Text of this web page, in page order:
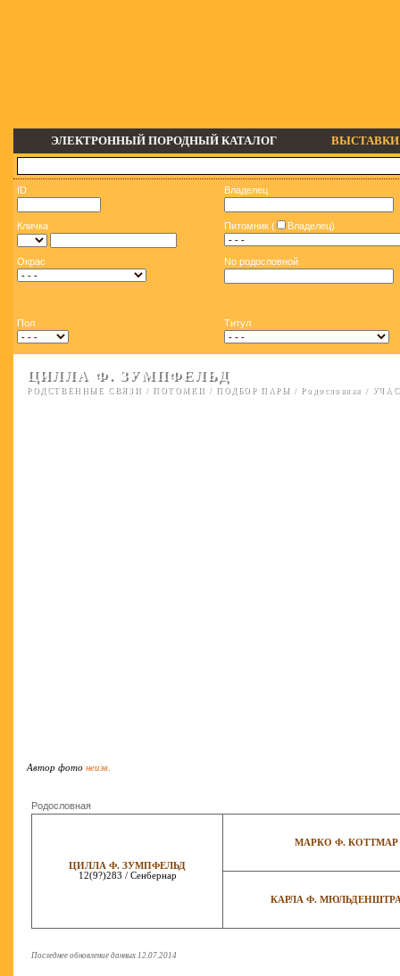
ЭЛЕКТРОННЫЙ ПОРОДНЫЙ КАТАЛОГ ВЫСТАВКИ
ID Владелец
Кличка Питомник ( Владелец)
Окрас No родословной
Пол Титул
ЦИЛЛА Ф. ЗУМПФЕЛЬД
РОДСТВЕННЫЕ СВЯЗИ / ПОТОМКИ / ПОДБОР ПАРЫ / Родословная /
Автор фото неизв.
Родословная
ЦИЛЛА Ф. ЗУМПФЕЛЬД
12(9?)283 / Сенбернар
МАРКО Ф. КОТТМАР
КАРЛА Ф.
Последнее обновление данных 12.07.2014